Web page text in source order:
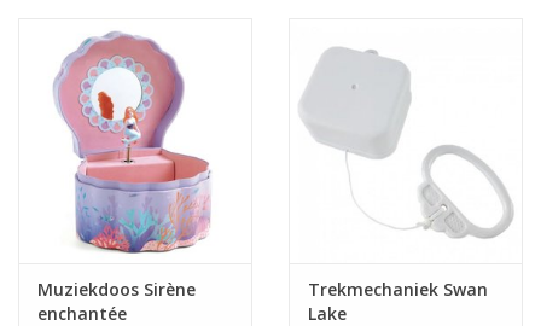
Muziekdoos Sirène
enchantée
Trekmechaniek Swan
Lake